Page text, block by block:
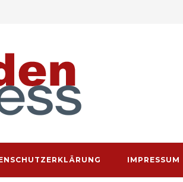
IMPRESSUM